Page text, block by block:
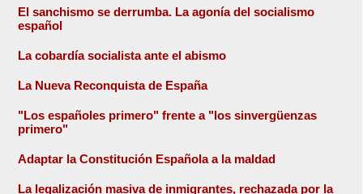
El sanchismo se derrumba. La agonía del socialismo
español
La cobardía socialista ante el abismo
La Nueva Reconquista de España
"Los españoles primero" frente a "los sinvergüenzas
primero"
Adaptar la Constitución Española a la maldad
La legalización masiva de inmigrantes, rechazada por la